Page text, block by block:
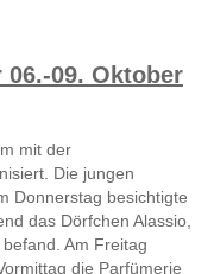
06.-09. Oktober
mit der
Die jungen
Donnerstag besichtigte
das Dörfchen Alassio,
Am Freitag
die Parfümerie